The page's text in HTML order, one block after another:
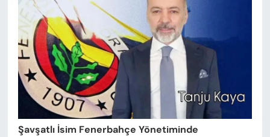
Şavşatlı İsim Fenerbahçe Yönetiminde